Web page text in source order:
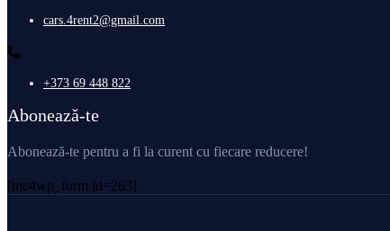
cars.4rent2@gmail.com
+373 69 448 822
Abonează-te
Abonează-te pentru a fi la curent cu fiecare reducere!
[mc4wp_form id=263]